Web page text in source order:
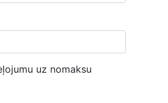
uz nomaksu